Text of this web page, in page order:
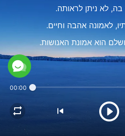
בה, לא ניתן לראותה.
לאמונה אהבה וחיים.
הוא אמונת האנושות.
הוא אמונת האנושות.
עד מוות באמונה אדירה,
האל יסתיים.
00:00